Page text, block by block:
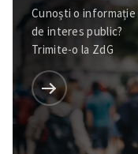
Cunoști o informație
de interes public?
Trimite-o la ZdG